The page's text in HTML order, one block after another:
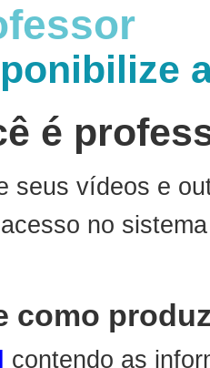
é
seus vídeos e
no
como
contendo as